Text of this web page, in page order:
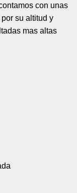
con unas
su altitud y
mas altas